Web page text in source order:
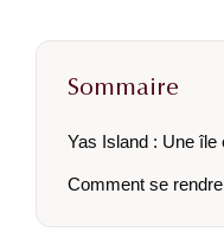
Sommaire
Yas Island : Une île
Comment se